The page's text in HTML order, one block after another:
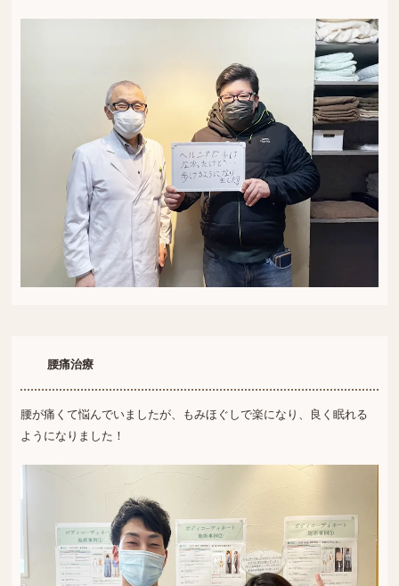
腰痛治療
腰が痛くて悩んでいましたが、もみほぐしで楽になり、良く眠れる
ようになりました！